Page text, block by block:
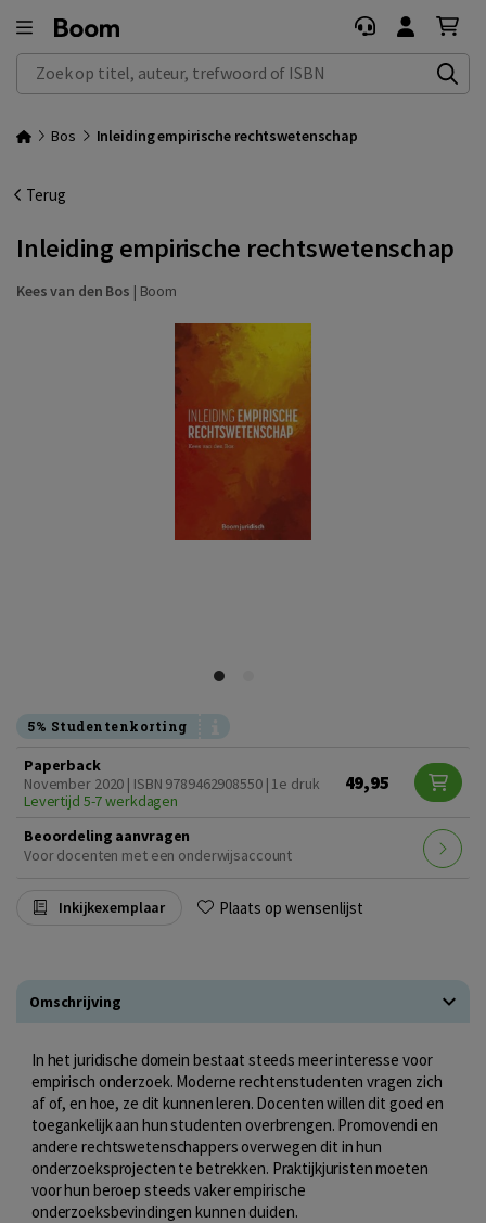
Zoek op titel, auteur, trefwoord of ISBN
Bos Inleiding empirische rechtswetenschap
Terug
Inleiding empirische rechtswetenschap
Kees van den Bos | Boom
5% Studentenkorting
Paperback
November 2020 | ISBN 9789462908550 | 1e druk
Levertijd 5-7 werkdagen
49,95
Beoordeling aanvragen
Voor docenten met een onderwijsaccount
Inkijkexemplaar Plaats op wensenlijst
Omschrijving
In het juridische domein bestaat steeds meer interesse voor
empirisch onderzoek. Moderne rechtenstudenten vragen zich
af of, en hoe, ze dit kunnen leren. Docenten willen dit goed en
toegankelijk aan hun studenten overbrengen. Promovendi en
andere rechtswetenschappers overwegen dit in hun
onderzoeksprojecten te betrekken. Praktijkjuristen moeten
voor hun beroep steeds vaker empirische
onderzoeksbevindingen kunnen duiden.